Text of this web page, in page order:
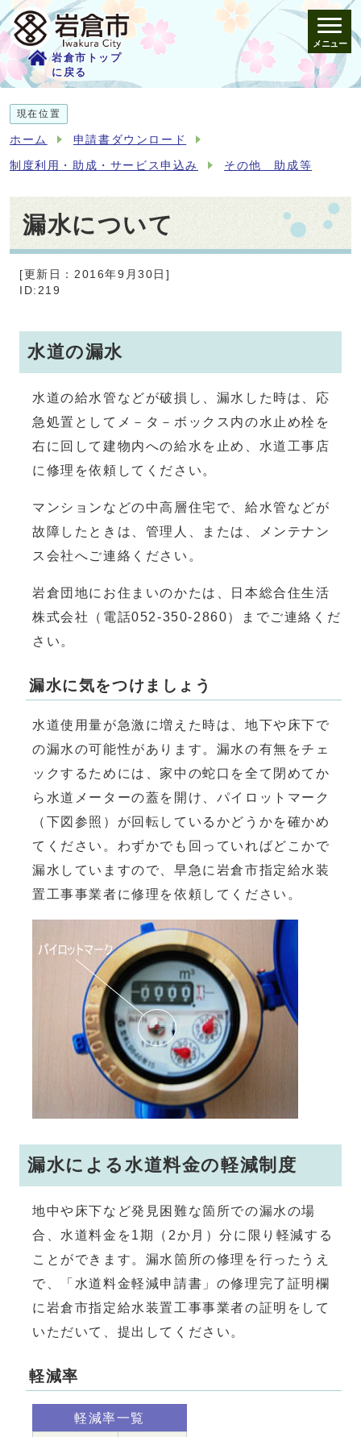
岩倉市トップ
に戻る
メニュー
現在位置
ホーム 申請書ダウンロード
制度利用・助成・サービス申込み その他 助成等
漏水について
[更新日：2016年9月30日]
ID:219
水道の漏水
水道の給水管などが破損し、漏水した時は、応
急処置としてメ－タ－ボックス内の水止め栓を
右に回して建物内への給水を止め、水道工事店
に修理を依頼してください。
マンションなどの中高層住宅で、給水管などが
故障したときは、管理人、または、メンテナン
ス会社へご連絡ください。
岩倉団地にお住まいのかたは、日本総合住生活
株式会社（電話052-350-2860）までご連絡くだ
さい。
漏水に気をつけましょう
水道使用量が急激に増えた時は、地下や床下で
の漏水の可能性があります。漏水の有無をチェ
ックするためには、家中の蛇口を全て閉めてか
ら水道メーターの蓋を開け、パイロットマーク
（下図参照）が回転しているかどうかを確かめ
てください。わずかでも回っていればどこかで
漏水していますので、早急に岩倉市指定給水装
置工事事業者に修理を依頼してください。
漏水による水道料金の軽減制度
地中や床下など発見困難な箇所での漏水の場
合、水道料金を1期（2か月）分に限り軽減する
ことができます。漏水箇所の修理を行ったうえ
で、「水道料金軽減申請書」の修理完了証明欄
に岩倉市指定給水装置工事事業者の証明をして
いただいて、提出してください。
軽減率
軽減率一覧